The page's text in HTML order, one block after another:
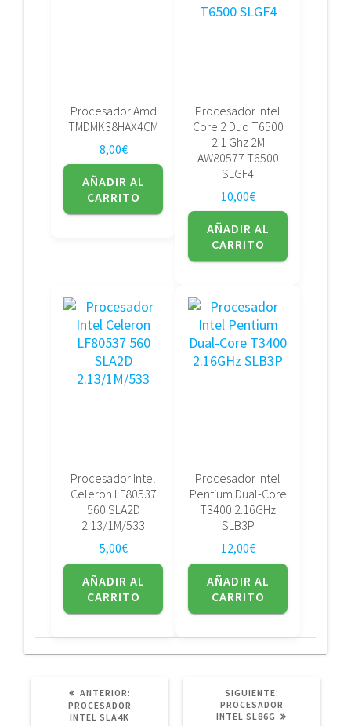
Procesador Amd
TMDMK38HAX4CM
8,00€
AÑADIR AL
CARRITO
Procesador Intel
Core 2 Duo T6500
2.1 Ghz 2M
AW80577 T6500
SLGF4
10,00€
AÑADIR AL
CARRITO
Procesador Intel
Celeron LF80537
560 SLA2D
2.13/1M/533
5,00€
AÑADIR AL
CARRITO
Procesador Intel
Pentium Dual-Core
T3400 2.16GHz
SLB3P
12,00€
AÑADIR AL
CARRITO
ANTERIOR:
ANTERIOR:
PROCESADOR
INTEL SLA4K
SIGUIENTE:
POST:
PROCESADOR
INTEL SL86G